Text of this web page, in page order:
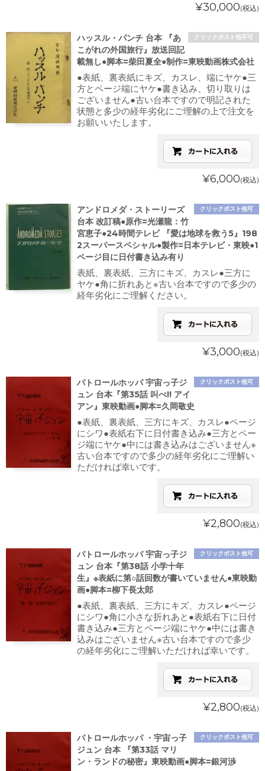
¥30,000(税込)
クリックポスト他不可
ハッスル・パンチ 台本 『あ
こがれの外国旅行』放送回記
載無し●脚本=柴田夏全●制作=東映動画株式会社
●表紙、裏表紙にキズ、カスレ、端にヤケ●三
方とページ端にヤケ●書き込み、切り取りは
ございません●古い台本ですので明記された
状態と多少の経年劣化にご理解の上で注文を
お願いいたします。
¥6,000(税込)
クリックポスト他可
アンドロメダ・ストーリーズ
台本 改訂稿●原作=光瀬龍：竹
宮恵子●24時間テレビ 『愛は地球を救う5』198
2スーパースペシャル●製作=日本テレビ・東映●1
ページ目に日付書き込み有り
表紙、裏表紙、三方にキズ、カスレ●三方に
ヤケ●角に折れあと※古い台本ですので多少の
経年劣化にご理解ください。
¥3,000(税込)
クリックポスト他可
パトロールホッパ 宇宙っ子ジ
ュン 台本『第35話 叫べ!! アイ
アン』東映動画●脚本=久岡敬史
●表紙、裏表紙、三方にキズ、カスレ●ページ
にシワ●表紙右下に日付書き込み●三方とペー
ジ端にヤケ●中には書き込みはございません※
古い台本ですので多少の経年劣化にご理解い
ただければ幸いです。
¥2,800(税込)
クリックポスト他可
パトロールホッパ 宇宙っ子ジ
ュン 台本『第38話 小学十年
生』※表紙に第○話回数が書いていません●東映動
画●脚本=柳下長太郎
●表紙、裏表紙、三方にキズ、カスレ●ページ
にシワ●角に小さな折れあと●表紙右下に日付
書き込み●三方とページ端にヤケ●中には書き
込みはございません※古い台本ですので多少
の経年劣化にご理解いただければ幸いです。
¥2,800(税込)
クリックポスト他可
パトロールホッパ ・宇宙っ子
ジュン 台本 『第33話 マリ
ン・ランドの秘密』東映動画●脚本=銀河渉